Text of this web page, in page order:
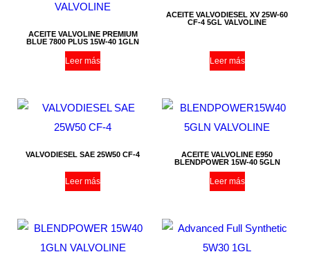
ACEITE VALVOLINE PREMIUM
BLUE 7800 PLUS 15W-40 1GLN
Leer más
ACEITE VALVODIESEL XV 25W-60
CF-4 5GL VALVOLINE
Leer más
VALVODIESEL SAE 25W50 CF-4
Leer más
ACEITE VALVOLINE E950
BLENDPOWER 15W-40 5GLN
Leer más